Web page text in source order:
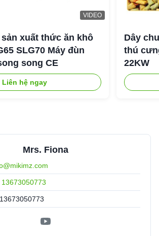
VIDEO
xuất thức ăn khô
SLG70 Máy đùn
song CE
Liên hệ ngay
Dây
thú
22KW
Mrs. Fiona
13673050773